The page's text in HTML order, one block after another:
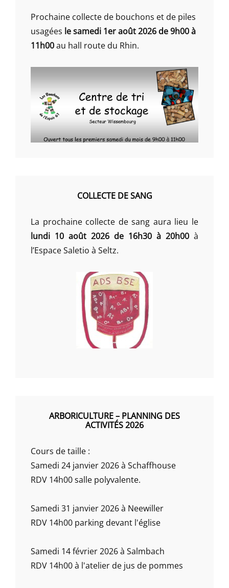
Prochaine collecte de bouchons et de piles
usagées le samedi 1er août 2026 de 9h00 à
11h00au hall route du Rhin.
COLLECTE DE SANG
La prochaine collecte de sang aura lieu le
lundi 10 août 2026 de 16h30 à 20h00 à
l’Espace Saletio à Seltz.
ARBORICULTURE – PLANNING DES
ACTIVITÉS 2026
Cours de taille :
Samedi 24 janvier 2026 à Schaffhouse
RDV 14h00 salle polyvalente.
Samedi 31 janvier 2026 à Neewiller
RDV 14h00 parking devant l'église
Samedi 14 février 2026 à Salmbach
RDV 14h00 à l'atelier de jus de pommes